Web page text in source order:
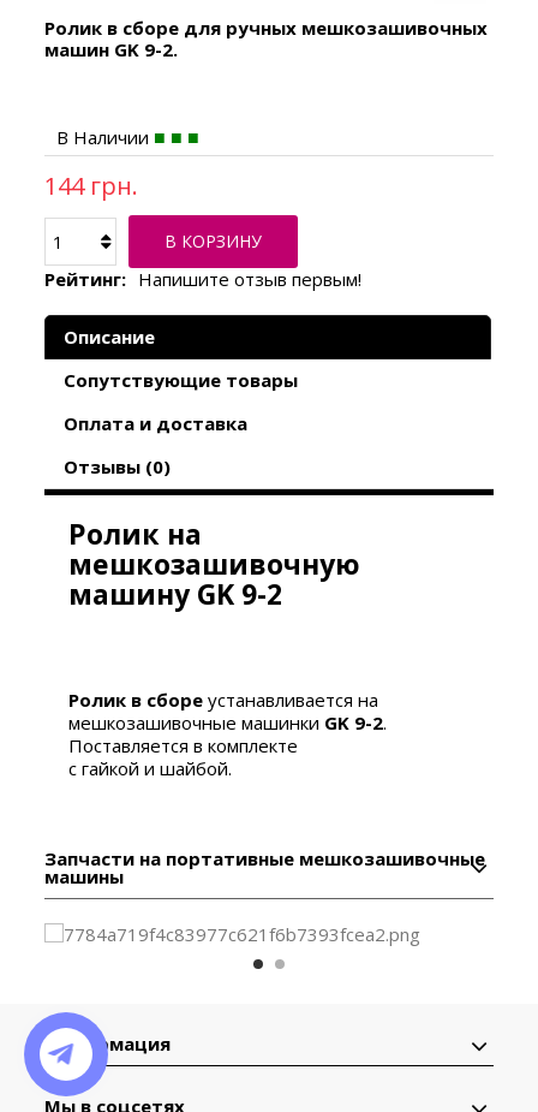
Ролик в сборе для ручных мешкозашивочных
машин GK 9-2.
В Наличии
144 грн.
В КОРЗИНУ
Рейтинг: Напишите отзыв первым!
Описание
Сопутствующие товары
Оплата и доставка
Отзывы (0)
Ролик на
мешкозашивочную
машину GK 9-2
Ролик в сборе устанавливается на
мешкозашивочные машинки GK 9-2.
Поставляется в комплекте
с гайкой и шайбой.
Запчасти на портативные мешкозашивочные
машины
Информация
Мы в соцсетях